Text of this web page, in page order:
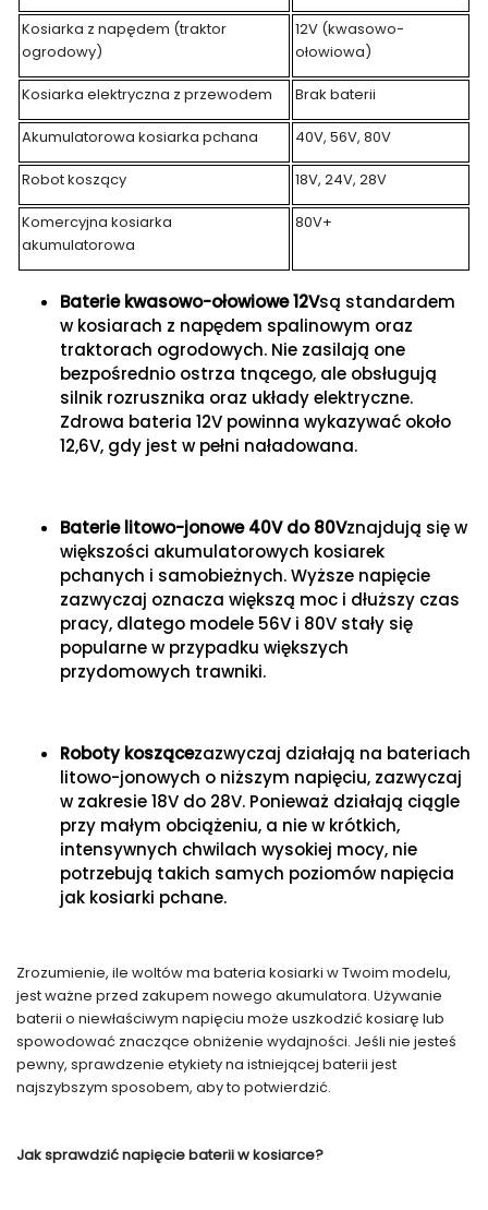
Kosiarka z napędem (traktor
ogrodowy)
12V (kwasowo-
ołowiowa)
Kosiarka elektryczna z przewodem Brak baterii
Akumulatorowa kosiarka pchana 40V, 56V, 80V
Robot koszący 18V, 24V, 28V
Komercyjna kosiarka
akumulatorowa
80V+
Baterie kwasowo-ołowiowe 12Vsą standardem
w kosiarach z napędem spalinowym oraz
traktorach ogrodowych. Nie zasilają one
bezpośrednio ostrza tnącego, ale obsługują
silnik rozrusznika oraz układy elektryczne.
Zdrowa bateria 12V powinna wykazywać około
12,6V, gdy jest w pełni naładowana.
Baterie litowo-jonowe 40V do 80Vznajdują się w
większości akumulatorowych kosiarek
pchanych i samobieżnych. Wyższe napięcie
zazwyczaj oznacza większą moc i dłuższy czas
pracy, dlatego modele 56V i 80V stały się
popularne w przypadku większych
przydomowych trawniki.
Roboty koszącezazwyczaj działają na bateriach
litowo-jonowych o niższym napięciu, zazwyczaj
w zakresie 18V do 28V. Ponieważ działają ciągle
przy małym obciążeniu, a nie w krótkich,
intensywnych chwilach wysokiej mocy, nie
potrzebują takich samych poziomów napięcia
jak kosiarki pchane.
Zrozumienie, ile woltów ma bateria kosiarki w Twoim modelu,
jest ważne przed zakupem nowego akumulatora. Używanie
baterii o niewłaściwym napięciu może uszkodzić kosiarę lub
spowodować znaczące obniżenie wydajności. Jeśli nie jesteś
pewny, sprawdzenie etykiety na istniejącej baterii jest
najszybszym sposobem, aby to potwierdzić.
Jak sprawdzić napięcie baterii w kosiarce?